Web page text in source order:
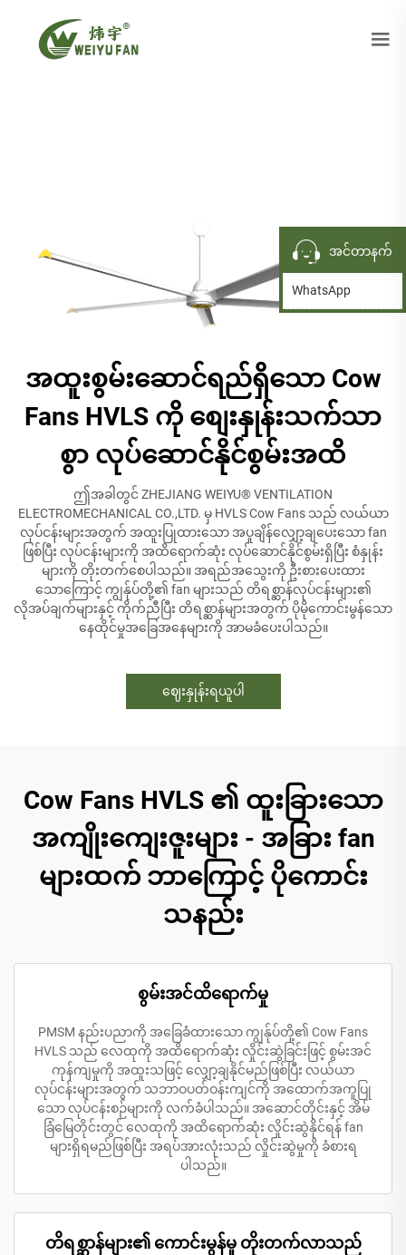
အထူးစွမ်းဆောင်ရည်ရှိသော Cow
Fans HVLS ကို စျေးနှုန်းသက်သာ
စွာ လုပ်ဆောင်နိုင်စွမ်းအထိ
ဤအခါတွင် ZHEJIANG WEIYU® VENTILATION
ELECTROMECHANICAL CO.,LTD. မှ HVLS Cow Fans သည် လယ်ယာ
လုပ်ငန်းများအတွက် အထူးပြုထားသော အပူချိန်လျှော့ချပေးသော fan
ဖြစ်ပြီး လုပ်ငန်းများကို အထိရောက်ဆုံး လုပ်ဆောင်နိုင်စွမ်းရှိပြီး စံနှုန်း
များကို တိုးတက်စေပါသည်။ အရည်အသွေးကို ဦးစားပေးထား
သောကြောင့် ကျွန်ုပ်တို့၏ fan များသည် တိရစ္ဆာန်လုပ်ငန်းများ၏
လိုအပ်ချက်များနှင့် ကိုက်ညီပြီး တိရစ္ဆာန်များအတွက် ပိုမိုကောင်းမွန်သော
နေထိုင်မှုအခြေအနေများကို အာမခံပေးပါသည်။
ဈေးနှုန်းရယူပါ
Cow Fans HVLS ၏ ထူးခြားသော
အကျိုးကျေးဇူးများ - အခြား fan
များထက် ဘာကြောင့် ပိုကောင်း
သနည်း
စွမ်းအင်ထိရောက်မှု
PMSM နည်းပညာကို အခြေခံထားသော ကျွန်ုပ်တို့၏ Cow Fans
HVLS သည် လေထုကို အထိရောက်ဆုံး လှိုင်းဆွဲခြင်းဖြင့် စွမ်းအင်
ကုန်ကျမှုကို အထူးသဖြင့် လျှော့ချနိုင်မည်ဖြစ်ပြီး လယ်ယာ
လုပ်ငန်းများအတွက် သဘာဝပတ်ဝန်းကျင်ကို အထောက်အကူပြု
သော လုပ်ငန်းစဉ်များကို လက်ခံပါသည်။ အဆောင်တိုင်းနှင့် အိမ်
ခြံမြေတိုင်းတွင် လေထုကို အထိရောက်ဆုံး လှိုင်းဆွဲနိုင်ရန် fan
များရှိရမည်ဖြစ်ပြီး အရပ်အားလုံးသည် လှိုင်းဆွဲမှုကို ခံစားရ
ပါသည်။
တိရစ္ဆာန်များ၏ ကောင်းမွန်မှု တိုးတက်လာသည်
အင်တာနက်
WhatsApp